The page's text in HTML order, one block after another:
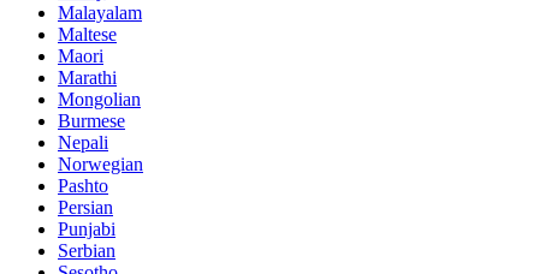
Malayalam
Maltese
Maori
Marathi
Mongolian
Burmese
Nepali
Norwegian
Pashto
Persian
Punjabi
Serbian